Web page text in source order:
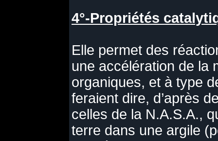
4°-Propriétés
Elle permet des
une accélération de la
organiques, et à type
feraient dire, d’après
celles de la N.A.S.A.,
terre dans une argile